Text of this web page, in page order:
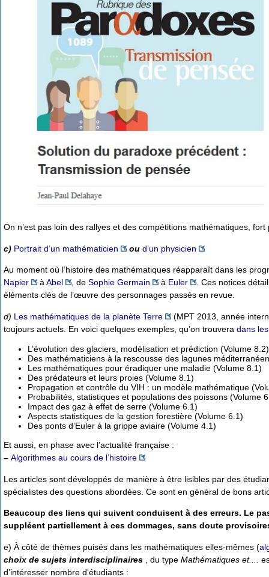
On n’est pas loin des rallyes et des compétitions mathématiques,
c) Portrait d’un mathématicien ou d’un physicien
Au moment où l’histoire des mathématiques réapparaît dans les
Napier
à Abel , de Sophie Germain à Euler
. Ces notices
éléments clés de l’œuvre des personnages passés en revue.
d) Les mathématiques de la planète Terre
(MPT 2013, année
toujours actuels. En voici quelques exemples, qu’on trouvera dans
L’évolution des glaciers, modélisation et prédiction (Volume 8.2)
Des mathématiciens à la rescousse des lagunes
Les mathématiques pour éradiquer une maladie (Volume 8.1)
Des prédateurs et leurs proies (Volume 8.1)
Propagation et contrôle du VIH : un modèle mathématique
Probabilités, statistiques et populations des poissons (Volume
Impact des gaz à effet de serre (Volume 6.1)
Aspects statistiques de la gestion forestière (Volume 6.1)
Des ponts d’Euler à la grippe aviaire (Volume 4.1)
Et aussi, en phase avec l’actualité française :
– Algorithmes au cours de l’histoire
Les articles sont développés de manière à être lisibles par des
spécialistes des questions abordées. Ce sont en général de bons
Beaucoup des liens qui suivent conduisent à des erreurs. Le
suppléent partiellement à ces dommages, sans doute
e) À côté de thèmes puisés dans les mathématiques elles-mêmes (
choix de sujets interdisciplinaires
, du type Mathématiques et....
d’intéresser nombre d’étudiants :